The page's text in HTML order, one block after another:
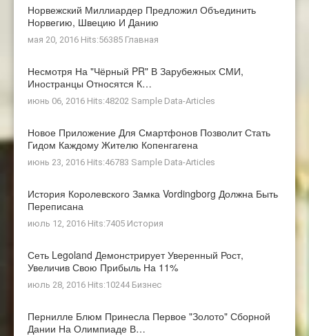
Норвежский Миллиардер Предложил Объединить
Норвегию, Швецию И Данию
мая 20, 2016 Hits:56385 Главная
Несмотря На "чёрный PR" В Зарубежных СМИ,
Иностранцы Относятся К…
июнь 06, 2016 Hits:48202 Sample Data-Articles
Новое Приложение Для Смартфонов Позволит Стать
Гидом Каждому Жителю Копенгагена
июнь 23, 2016 Hits:46783 Sample Data-Articles
История Королевского Замка Vordingborg Должна Быть
Переписана
июль 12, 2016 Hits:7405 История
Сеть Legoland Демонстрирует Уверенный Рост,
Увеличив Свою Прибыль На 11%
июль 28, 2016 Hits:10244 Бизнес
Пернилле Блюм Принесла Первое "золото" Сборной
Дании На Олимпиаде В…